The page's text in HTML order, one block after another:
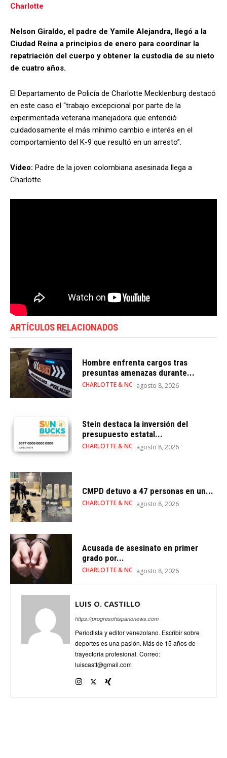
Charlotte
Nelson Giraldo, el padre de Yamile Alejandra, llegó a la
Ciudad Reina a principios de enero para coordinar la
repatriación del cuerpo y obtener la custodia de su nieto
de cuatro años.
El Departamento de Policía de Charlotte Mecklenburg destacó
en este caso el “trabajo excepcional por parte de la
experimentada veterana manejadora que entendió
cuidadosamente el más mínimo cambio e interés en el
comportamiento del K-9 que resultó en un arresto”.
Video: Padre de la joven colombiana asesinada llega a
Charlotte
ARTÍCULOS RELACIONADOS
Hombre enfrenta cargos tras
presuntas amenazas durante...
CHARLOTTE & NC agosto 8, 2026
Stein destaca la inversión del
presupuesto estatal...
CHARLOTTE & NC agosto 8, 2026
CMPD detuvo a 47 personas en un...
CHARLOTTE & NC agosto 8, 2026
Acusada de asesinato en primer
grado por...
CHARLOTTE & NC agosto 8, 2026
LUIS O. CASTILLO
https://progresohispanonews.com
Periodista y editor venezolano. Escribir sobre
deportes es una pasión. Más de 15 años de
trayectoria profesional. Correo:
luiscastt@gmail.com